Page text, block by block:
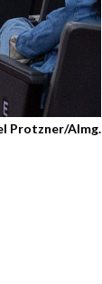
Protzner/Almg.